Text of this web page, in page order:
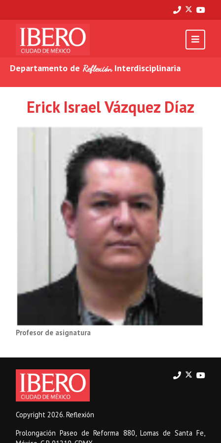
Departamento de ReflexiónInterdisciplinaria
Erick Israel Vázquez Díaz
Profesor de asignatura
Copyright 2026. Reflexión
Prolongación Paseo de Reforma 880, Lomas de Santa Fe,